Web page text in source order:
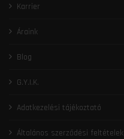
Karrier
Áraink
Blog
G.Y.I.K.
Adatkezelési tájékoztató
Általános szerződési feltételek